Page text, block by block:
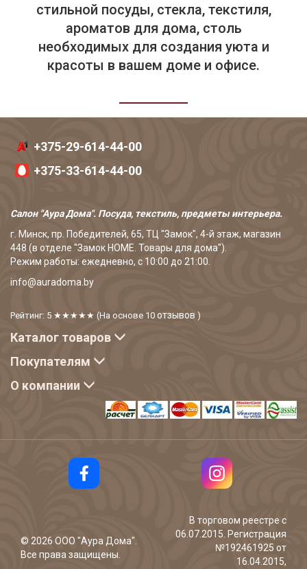
стильной посуды, стекла, текстиля,
ароматов для дома, столь
необходимых для создания уюта и
красоты в вашем доме и офисе.
+375-29-614-44-00
+375-33-614-44-00
Салон "Аура Дома". Посуда, текстиль, предметы интерьера.
г. Минск, пр. Победителей, 65, ТЦ "Замок", 4-й этаж, магазин
448 (в отделе "Замок HOME. Товары для дома").
Режим работы: ежедневно, с 10:00 до 21:00.
info@auradoma.by
Рейтинг: 5 ★★★★★ (На основе 10 отзывов )
Каталог товаров
Покупателям
О компании
© 2026 ООО "Аура Дома".
Все права защищены.
В торговом реестре с
06.07.2015. Регистрация
№192461925 от
16.04.2015,